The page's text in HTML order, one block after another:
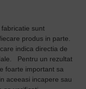
sunt
produs in parte.
indica directia de
Pentru un rezultat
foarte important sa
aceeasi incapere sau